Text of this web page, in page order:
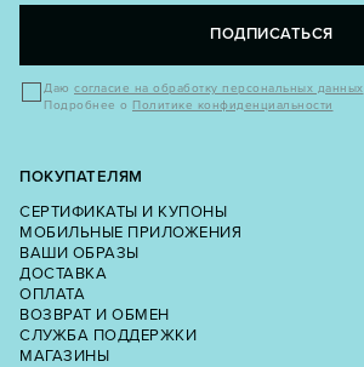
ПОДПИСАТЬСЯ
Даю согласие на обработку персональных данных
Подробнее о Политике конфиденциальности
ПОКУПАТЕЛЯМ
СЕРТИФИКАТЫ И КУПОНЫ
МОБИЛЬНЫЕ ПРИЛОЖЕНИЯ
ВАШИ ОБРАЗЫ
ДОСТАВКА
ОПЛАТА
ВОЗВРАТ И ОБМЕН
СЛУЖБА ПОДДЕРЖКИ
МАГАЗИНЫ